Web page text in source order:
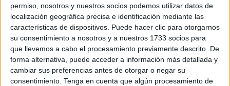
permiso, nosotros y nuestros socios podemos utilizar datos de
localización geográfica precisa e identificación mediante las
características de dispositivos. Puede hacer clic para otorgarnos
su consentimiento a nosotros y a nuestros 1733 socios para
que llevemos a cabo el procesamiento previamente descrito. De
forma alternativa, puede acceder a información más detallada y
cambiar sus preferencias antes de otorgar o negar su
consentimiento. Tenga en cuenta que algún procesamiento de